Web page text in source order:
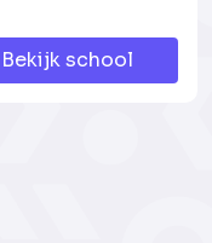
Bekijk school